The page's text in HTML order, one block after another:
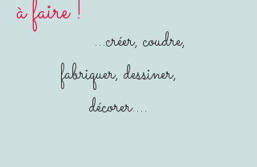
à faire !
...créer, coudre,
fabriquer, dessiner,
décorer....